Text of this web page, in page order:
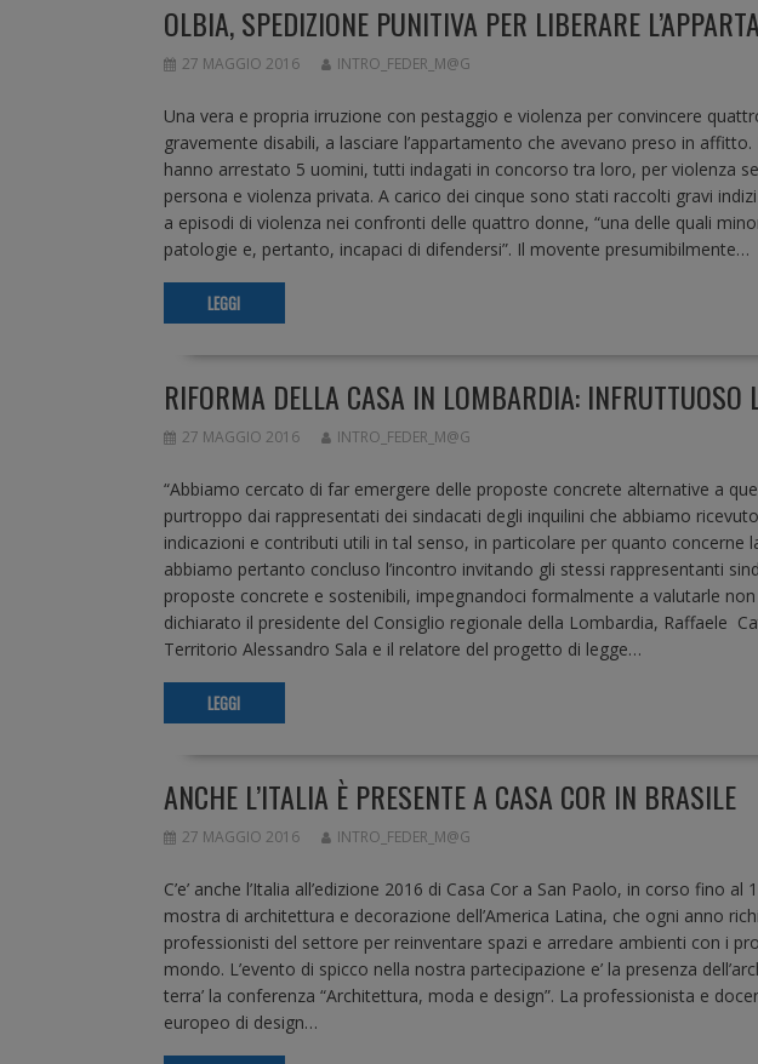
OLBIA, SPEDIZIONE PUNITIVA PER LIBERARE
27 MAGGIO 2016 INTRO_FEDER_M@G
Una vera e propria irruzione con pestaggio e violenza per convincere
gravemente disabili, a lasciare l’appartamento che avevano preso in
hanno arrestato 5 uomini, tutti indagati in concorso tra loro, per violenza
persona e violenza privata. A carico dei cinque sono stati raccolti gravi
a episodi di violenza nei confronti delle quattro donne, “una delle quali
patologie e, pertanto, incapaci di difendersi”. Il movente presumibilmente…
LEGGI
RIFORMA DELLA CASA IN LOMBARDIA: INFRUTTUOSO
27 MAGGIO 2016 INTRO_FEDER_M@G
“Abbiamo cercato di far emergere delle proposte concrete alternative a
purtroppo dai rappresentati dei sindacati degli inquilini che abbiamo
indicazioni e contributi utili in tal senso, in particolare per quanto concerne
abbiamo pertanto concluso l’incontro invitando gli stessi rappresentanti
proposte concrete e sostenibili, impegnandoci formalmente a valutarle
dichiarato il presidente del Consiglio regionale della Lombardia, Raffaele
Territorio Alessandro Sala e il relatore del progetto di legge…
LEGGI
ANCHE L’ITALIA È PRESENTE A CASA COR IN BRASILE
27 MAGGIO 2016 INTRO_FEDER_M@G
C’e’ anche l’Italia all’edizione 2016 di Casa Cor a San Paolo, in corso fino
mostra di architettura e decorazione dell’America Latina, che ogni anno
professionisti del settore per reinventare spazi e arredare ambienti con i
mondo. L’evento di spicco nella nostra partecipazione e’ la presenza
terra’ la conferenza “Architettura, moda e design”. La professionista e
europeo di design…